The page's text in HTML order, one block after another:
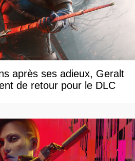
après ses adieux, Geralt
de retour pour le DLC